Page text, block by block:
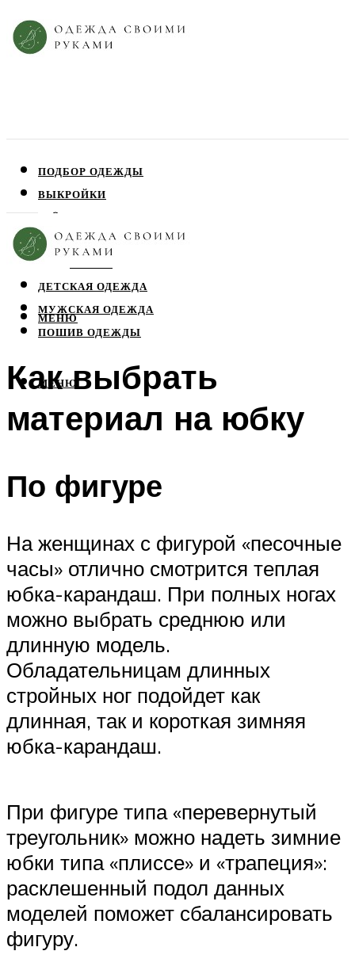
ПОДБОР ОДЕЖДЫ
ВЫКРОЙКИ
ЮБКИ
ДЕТСКАЯ ОДЕЖДА
МУЖСКАЯ ОДЕЖДА
ПОШИВ ОДЕЖДЫ
МЕНЮ
МЕНЮ
Как выбрать
материал на юбку
По фигуре
На женщинах с фигурой «песочные
часы» отлично смотрится теплая
юбка-карандаш. При полных ногах
можно выбрать среднюю или
длинную модель.
Обладательницам длинных
стройных ног подойдет как
длинная, так и короткая зимняя
юбка-карандаш.
При фигуре типа «перевернутый
треугольник» можно надеть зимние
юбки типа «плиссе» и «трапеция»:
расклешенный подол данных
моделей поможет сбалансировать
фигуру.